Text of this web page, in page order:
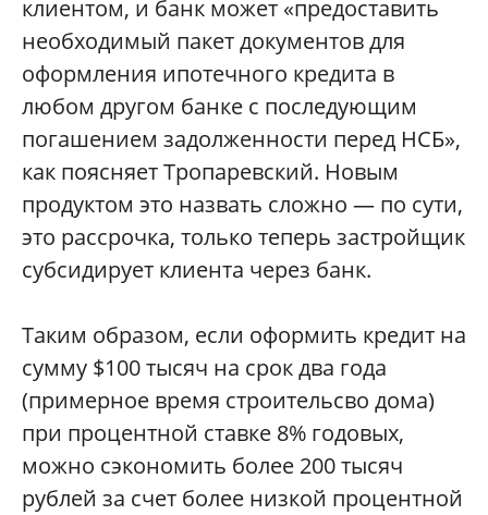
клиентом, и банк может «предоставить
необходимый пакет документов для
оформления ипотечного кредита в
любом другом банке с последующим
погашением задолженности перед НСБ»,
как поясняет Тропаревский. Новым
продуктом это назвать сложно — по сути,
это рассрочка, только теперь застройщик
субсидирует клиента через банк.
Таким образом, если оформить кредит на
сумму $100 тысяч на срок два года
(примерное время строительсво дома)
при процентной ставке 8% годовых,
можно сэкономить более 200 тысяч
рублей за счет более низкой процентной